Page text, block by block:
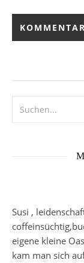
Susi ,
eigene kleine
kam man sich